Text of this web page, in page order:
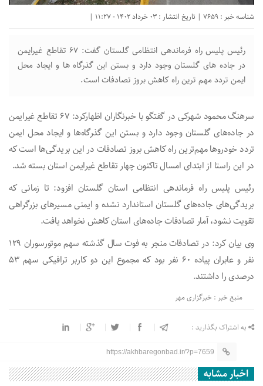
شناسه خبر : 7659 | تاریخ انتشار : 03 خرداد 1402 - 11:27 |
رئیس پلیس راه فرماندهی انتظامی گلستان گفت: ۶۷ تقاطع غیرایمن
در جاده های گلستان وجود دارد و بستن این گذرگاه ها و ایجاد محل
ایمن تردد مهم ترین راه کاهش بروز تصادفات است.
سرهنگ محمود شهرکی در گفتگو با خبرنگاران اظهارکرد: ۶۷ تقاطع غیرایمن
در جاده‌های گلستان وجود دارد و بستن این گذرگاه‌ها و ایجاد محل ایمن
تردد خودروها مهم‌ترین راه کاهش بروز تصادفات در این بریدگی‌ها است که
در این راستا از ابتدای امسال تاکنون چهار تقاطع غیرایمن استان بسته شد.
رئیس پلیس راه فرماندهی انتظامی استان گلستان افزود: تا زمانی که
بریدگی‌های جاده‌های گلستان استاندارد نشده و ایمنی مسیرهای بزرگراهی
تقویت نشود، آمار تصادفات جاده‌های استان کاهش نخواهد یافت.
وی بیان کرد: در تصادفات منجر به فوت سال گذشته سهم موتورسوران ۱۲۹
نفر و عابران پیاده ۶۰ نفر بود که مجموع این دو کاربر ترافیکی سهم ۵۳
درصدی را داشتند.
منبع خبر : خبرگزاری مهر
به اشتراک بگذارید :
https://akhbaregonbad.ir/?p=7659
اخبار مشابه